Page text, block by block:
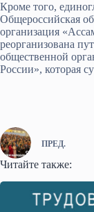
Кроме того,
Общероссийская
организация
реорганизована
общественной
России», которая
ПРЕД.
Читайте также: